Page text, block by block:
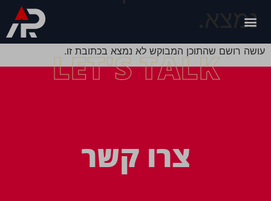
נמצא.
עושה רושם שהתוכן המבוקש לא נמצא בכתובת זו.
LET'S TALK
צרו קשר